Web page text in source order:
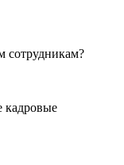
сотрудникам?
кадровые